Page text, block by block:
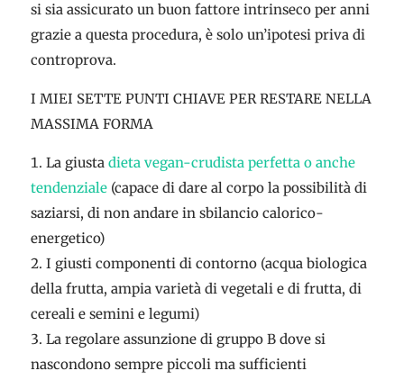
si sia assicurato un buon fattore intrinseco per anni
grazie a questa procedura, è solo un’ipotesi priva di
controprova.
I MIEI SETTE PUNTI CHIAVE PER RESTARE NELLA
MASSIMA FORMA
La giusta dieta vegan-crudista perfetta o anche
tendenziale(capace di dare al corpo la possibilità di
saziarsi, di non andare in sbilancio calorico-
energetico)
I giusti componenti di contorno (acqua biologica
della frutta, ampia varietà di vegetali e di frutta, di
cereali e semini e legumi)
La regolare assunzione di gruppo B dove si
nascondono sempre piccoli ma sufficienti